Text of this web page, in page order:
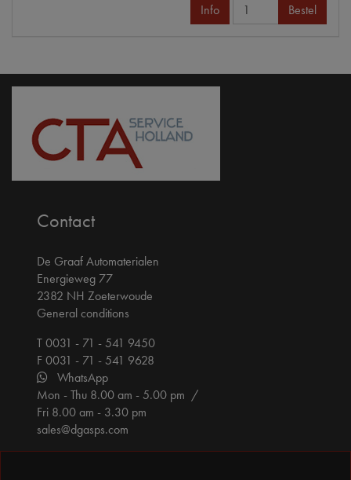
Info Bestel
Contact
De Graaf Automaterialen
Energieweg 77
2382 NH Zoeterwoude
General conditions
T 0031 - 71 - 541 9450
F 0031 - 71 - 541 9628
WhatsApp
Mon - Thu 8.00 am - 5.00 pm /
Fri 8.00 am - 3.30 pm
sales@dgasps.com